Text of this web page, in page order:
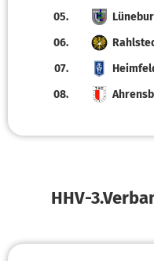
05.
06.
07.
08.
HHV-